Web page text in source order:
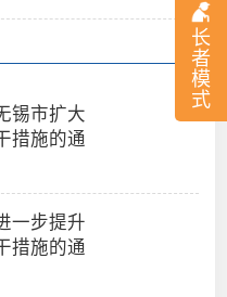
长
者
模
式
锡市扩大
措施的通
一步提升
措施的通